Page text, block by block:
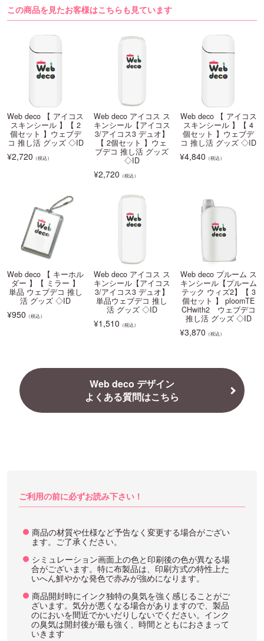
この商品を見たお客様はこちらも見ています
Web deco 【 アイコス
スキンシール 】【 2
個セット 】ウェブデ
コ 推し活 グッズ ◇ID
¥2,720 （税込）
Web deco アイコス ス
キンシール【アイコス
3/アイコス3 デュオ】
【 2個セット 】ウェ
ブデコ 推し活 グッズ
◇ID
¥2,720 （税込）
Web deco 【 アイコス
スキンシール 】【 4
個セット 】ウェブデ
コ 推し活 グッズ ◇ID
¥4,840 （税込）
Web deco 【 キーホル
ダー 】【 ミラー 】
単品 ウェブデコ 推し
活 グッズ ◇ID
¥950 （税込）
Web deco アイコス ス
キンシール【アイコス
3/アイコス3 デュオ】
単品ウェブデコ 推し
活 グッズ ◇ID
¥1,510 （税込）
Web deco プルーム ス
キンシール【プルーム
テック ウィズ2】【 3
個セット 】 ploomTE
CHwith2 ウェブデコ
推し活 グッズ ◇ID
¥3,870 （税込）
Web deco デザイン
よくある質問はこちら
ご利用の前に必ずお読み下さい！
商品の材質や仕様など予告なく変更する場合がござい
ます。ご了承ください。
シミュレーション画面上の色と印刷後の色が異なる場
合がございます。特に布製品は、印刷方式の特性上た
いへん鮮やかな発色で赤みが強めになります。
商品開封時にインク独特の臭気を強く感じることがご
ざいます。気分が悪くなる場合がありますので、製品
のにおいを間近でかいだりしないでください。インク
の臭気は開封後が最も強く、時間とともにおさまって
いきます